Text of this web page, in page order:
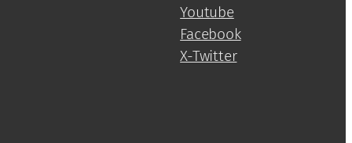
Youtube
Facebook
X-Twitter